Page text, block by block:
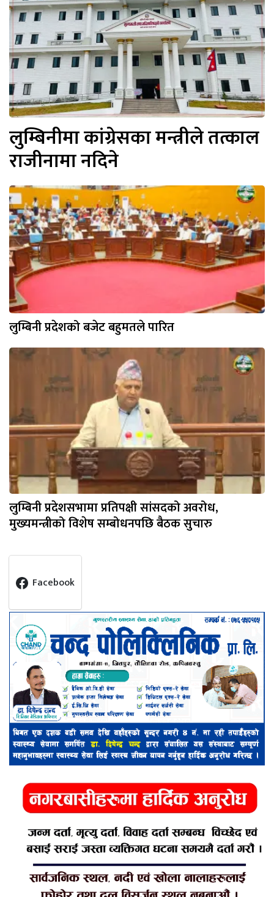
लुम्बिनीमा कांग्रेसका मन्त्रीले तत्काल
राजीनामा नदिने
लुम्बिनी प्रदेशको बजेट बहुमतले पारित
लुम्बिनी प्रदेशसभामा प्रतिपक्षी सांसदको अवरोध,
मुख्यमन्त्रीको विशेष सम्बोधनपछि बैठक सुचारु
Facebook